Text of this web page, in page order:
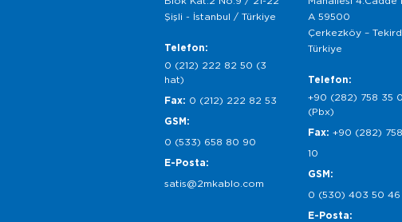
Şişli - İstanbul / Türkiye
Telefon:
0 (212) 222 82 50 (3
hat)
Fax: 0 (212) 222 82 53
GSM:
0 (533) 658 80 90
E-Posta:
satis@2mkablo.com
A 59500
Çerkezköy –
Türkiye
Telefon:
+90 (282) 758 35
(Pbx)
Fax: +90 (282)
10
GSM:
0 (530) 403 50 46
E-Posta: